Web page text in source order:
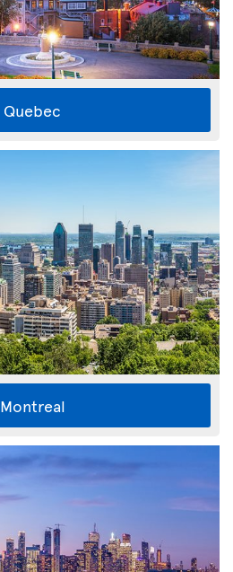
Quebec
Montreal